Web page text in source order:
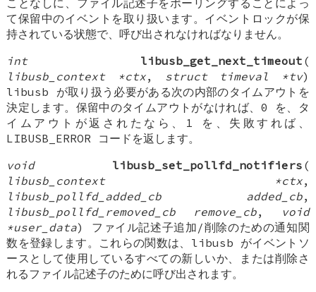
て保留中のイベントを取り扱います。イベントロックが保
持されている状態で、呼び出されなければなりません。
int
libusb_get_next_timeout (
libusb_context *ctx, struct timeval *tv)
libusb が取り扱う必要がある次の内部のタイムアウトを
決定します。保留中のタイムアウトがなければ、0 を、タ
イムアウトが返されたなら、1 を、失敗すれば、
LIBUSB_ERROR コードを返します。
void
libusb_set_pollfd_notifiers (
libusb_context *ctx,
libusb_pollfd_added_cb added_cb,
libusb_pollfd_removed_cb remove_cb,
void
*user_data) ファイル記述子追加/削除のための通知関
数を登録します。これらの関数は、libusb がイベントソ
ースとして使用しているすべての新しいか、または削除さ
れるファイル記述子のために呼び出されます。